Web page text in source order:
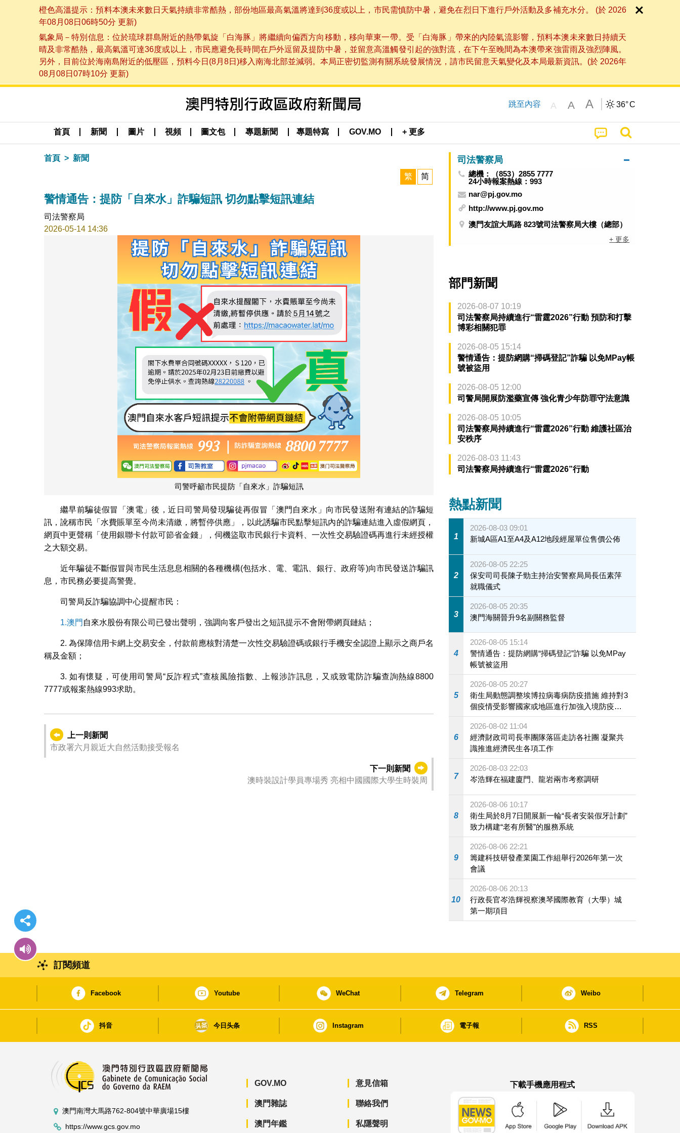
橙色高溫提示：預料本澳未來數日天氣持續非常酷熱，部份地區最高氣溫將達到36度或以上，市民需慎防中暑，避免在烈日下進行戶外活動及多補充水分。 (於 2026
年08月08日06時50分 更新)
氣象局－特別信息：位於琉球群島附近的熱帶氣旋「白海豚」將繼續向偏西方向移動，移向華東一帶。受「白海豚」帶來的內陸氣流影響，預料本澳未來數日持續天
晴及非常酷熱，最高氣溫可達36度或以上，市民應避免長時間在戶外逗留及提防中暑，並留意高溫觸發引起的強對流，在下午至晚間為本澳帶來強雷雨及強烈陣風。
另外，目前位於海南島附近的低壓區，預料今日(8月8日)移入南海北部並減弱。本局正密切監測有關系統發展情況，請市民留意天氣變化及本局最新資訊。(於 2026年
08月08日07時10分 更新)
跳至內容 A A A 36°C
首頁 新聞 圖片 視頻 圖文包 專題新聞 專題特寫 GOV.MO + 更多
首頁 新聞
繁 简
警情通告：提防「自來水」詐騙短訊 切勿點擊短訊連結
司法警察局
2026-05-14 14:36
司警呼籲市民提防「自來水」詐騙短訊
繼早前騙徒假冒「澳電」後，近日司警局發現騙徒再假冒「澳門自來水」向市民發送附有連結的詐騙短
訊，訛稱市民「水費賬單至今尚未清繳，將暫停供應」，以此誘騙市民點擊短訊內的詐騙連結進入虛假網頁，
網頁中更聲稱「使用銀聯卡付款可節省金錢」，伺機盜取市民銀行卡資料、一次性交易驗證碼再進行未經授權
之大額交易。
近年騙徒不斷假冒與市民生活息息相關的各種機構(包括水、電、電訊、銀行、政府等)向市民發送詐騙訊
息，市民務必要提高警覺。
司警局反詐騙協調中心提醒市民：
1.澳門 自來水股份有限公司已發出聲明，強調向客戶發出之短訊提示不會附帶網頁鏈結；
2. 為保障信用卡網上交易安全，付款前應核對清楚一次性交易驗證碼或銀行手機安全認證上顯示之商戶名
稱及金額；
3. 如有懷疑，可使用司警局“反詐程式”查核風險指數、上報涉詐訊息，又或致電防詐騙查詢熱線8800
7777或報案熱線993求助。
上一則新聞
市政署六月親近大自然活動接受報名
下一則新聞
澳時裝設計學員專場秀 亮相中國國際大學生時裝周
司法警察局
總機：（853）2855 7777
24小時報案熱線：993
nar@pj.gov.mo
http://www.pj.gov.mo
澳門友誼大馬路 823號司法警察局大樓（總部）
+ 更多
部門新聞
2026-08-07 10:19
司法警察局持續進行“雷霆2026”行動 預防和打擊
博彩相關犯罪
2026-08-05 15:14
警情通告：提防網購“掃碼登記”詐騙 以免MPay帳
號被盜用
2026-08-05 12:00
司警局開展防濫藥宣傳 強化青少年防罪守法意識
2026-08-05 10:05
司法警察局持續進行“雷霆2026”行動 維護社區治
安秩序
2026-08-03 11:43
司法警察局持續進行“雷霆2026”行動
熱點新聞
1
2026-08-03 09:01
新城A區A1至A4及A12地段經屋單位售價公佈
2
2026-08-05 22:25
保安司司長陳子勁主持治安警察局局長伍素萍
就職儀式
3
2026-08-05 20:35
澳門海關晉升9名副關務監督
4
2026-08-05 15:14
警情通告：提防網購“掃碼登記”詐騙 以免MPay
帳號被盜用
5
2026-08-05 20:27
衛生局動態調整埃博拉病毒病防疫措施 維持對3
個疫情受影響國家或地區進行加強入境防疫措
施
6
2026-08-02 11:04
經濟財政司司長率團隊落區走訪各社團 凝聚共
識推進經濟民生各項工作
7
2026-08-03 22:03
岑浩輝在福建廈門、龍岩兩市考察調研
8
2026-08-06 10:17
衛生局於8月7日開展新一輪“長者安裝假牙計劃”
致力構建“老有所醫”的服務系統
9
2026-08-06 22:21
籌建科技研發產業園工作組舉行2026年第一次
會議
10
2026-08-06 20:13
行政長官岑浩輝視察澳琴國際教育（大學）城
第一期項目
訂閱頻道
Facebook Youtube WeChat Telegram Weibo
抖音 今日头条 Instagram 電子報 RSS
澳門南灣大馬路762-804號中華廣場15樓
https://www.gcs.gov.mo
GOV.MO
澳門雜誌
澳門年鑑
意見信箱
聯絡我們
私隱聲明
下載手機應用程式